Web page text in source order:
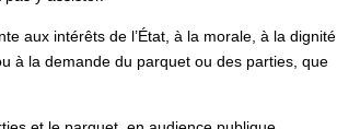
aux intérêts de l’État, à la morale, à la dignité
à la demande du parquet ou des parties, que